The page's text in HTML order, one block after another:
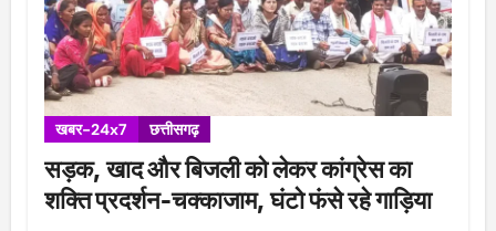
खबर-24x7 छत्तीसगढ़
सड़क, खाद और बिजली को लेकर कांग्रेस का
शक्ति प्रदर्शन-चक्काजाम, घंटो फंसे रहे गाड़िया